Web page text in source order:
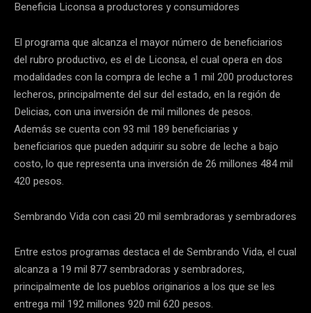
Beneficia Liconsa a productores y consumidores
El programa que alcanza el mayor número de beneficiarios
del rubro productivo, es el de Liconsa, el cual opera en dos
modalidades con la compra de leche a 1 mil 200 productores
lecheros, principalmente del sur del estado, en la región de
Delicias, con una inversión de mil millones de pesos.
Además se cuenta con 93 mil 189 beneficiarias y
beneficiarios que pueden adquirir su sobre de leche a bajo
costo, lo que representa una inversión de 26 millones 484 mil
420 pesos.
Sembrando Vida con casi 20 mil sembradoras y sembradores
Entre estos programas destaca el de Sembrando Vida, el cual
alcanza a 19 mil 877 sembradoras y sembradores,
principalmente de los pueblos originarios a los que se les
entrega mil 192 millones 920 mil 620 pesos.